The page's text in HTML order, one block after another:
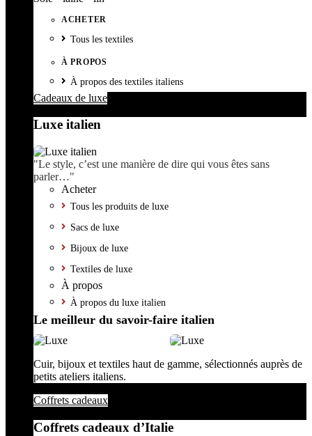
ACHETER
Tous les textiles
À PROPOS
À propos des textiles italiens
Cadeaux de luxe
Luxe italien
"Le style, c’est une manière de dire qui vous êtes sans
parler…"
Acheter
Tous les produits de luxe
Sacs de luxe
Bijoux de luxe
Textiles de luxe
À propos
À propos du luxe italien
Le meilleur du savoir-faire italien
Cuir, bijoux et textiles haut de gamme, sélectionnés auprès de
petits ateliers italiens.
Coffrets cadeaux
Coffrets cadeaux d’Italie